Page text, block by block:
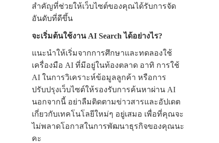
สำคัญที่ช่วยให้เว็บไซต์ของคุณได้รับการจัด
อันดับที่ดีขึ้น
จะเริ่มต้นใช้งาน AI Search ได้อย่างไร?
แนะนำให้เริ่มจากการศึกษาและทดลองใช้
เครื่องมือ AI ที่มีอยู่ในท้องตลาด อาทิ การใช้
AI ในการวิเคราะห์ข้อมูลลูกค้า หรือการ
ปรับปรุงเว็บไซต์ให้รองรับการค้นหาผ่าน AI
นอกจากนี้ อย่าลืมติดตามข่าวสารและอัปเดต
เกี่ยวกับเทคโนโลยีใหม่ๆ อยู่เสมอ เพื่อที่คุณจะ
ไม่พลาดโอกาสในการพัฒนาธุรกิจของคุณนะ
คะ